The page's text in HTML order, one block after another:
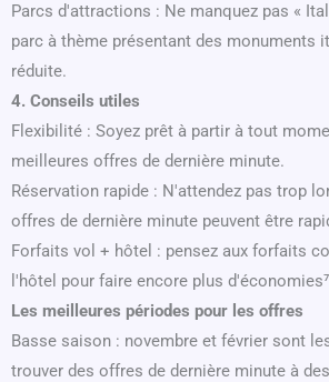
Parcs d'attractions : Ne manquez pas «
parc à thème présentant des monuments
réduite.
4. Conseils utiles
Flexibilité : Soyez prêt à partir à tout
meilleures offres de dernière minute.
Réservation rapide : N'attendez pas trop
offres de dernière minute peuvent être
Forfaits vol + hôtel : pensez aux forfaits
l'hôtel pour faire encore plus
Les meilleures périodes pour les offres
Basse saison : novembre et février sont
trouver des offres de dernière minute à